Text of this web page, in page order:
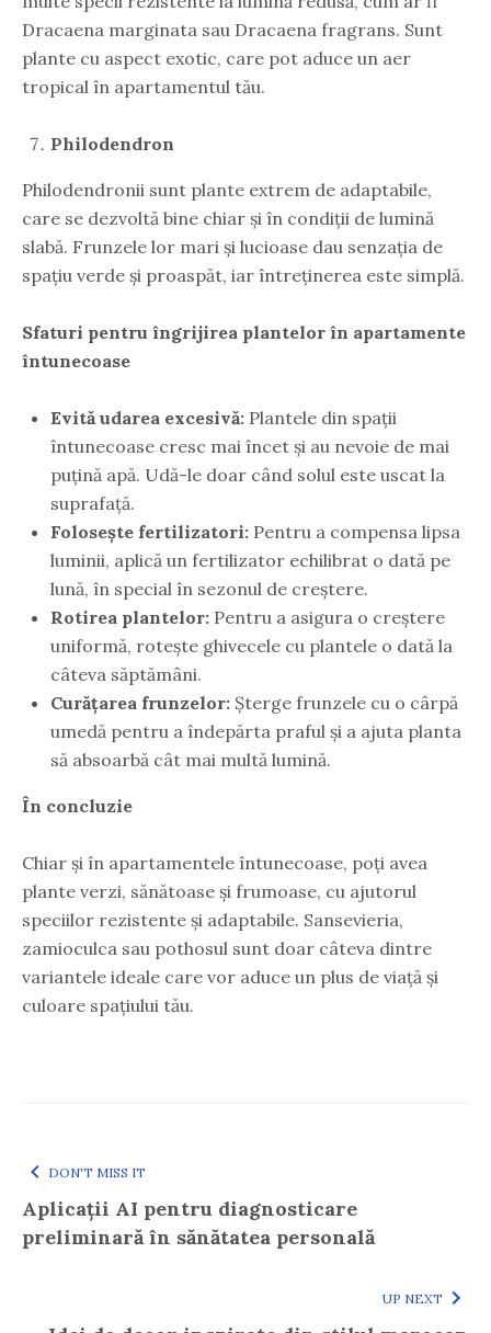
Dracaena marginata sau Dracaena fragrans. Sunt
plante cu aspect exotic, care pot aduce un aer
tropical în apartamentul tău.
Philodendron
Philodendronii sunt plante extrem de adaptabile,
care se dezvoltă bine chiar și în condiții de lumină
slabă. Frunzele lor mari și lucioase dau senzația de
spațiu verde și proaspăt, iar întreținerea este simplă.
Sfaturi pentru îngrijirea plantelor în apartamente
întunecoase
Evită udarea excesivă: Plantele din spații
întunecoase cresc mai încet și au nevoie de mai
puțină apă. Udă-le doar când solul este uscat la
suprafață.
Folosește fertilizatori: Pentru a compensa lipsa
luminii, aplică un fertilizator echilibrat o dată pe
lună, în special în sezonul de creștere.
Rotirea plantelor: Pentru a asigura o creștere
uniformă, rotește ghivecele cu plantele o dată la
câteva săptămâni.
Curățarea frunzelor: Șterge frunzele cu o cârpă
umedă pentru a îndepărta praful și a ajuta planta
să absoarbă cât mai multă lumină.
În concluzie
Chiar și în apartamentele întunecoase, poți avea
plante verzi, sănătoase și frumoase, cu ajutorul
speciilor rezistente și adaptabile. Sansevieria,
zamioculca sau pothosul sunt doar câteva dintre
variantele ideale care vor aduce un plus de viață și
culoare spațiului tău.
DON'T MISS IT
Aplicații AI pentru diagnosticare
preliminară în sănătatea personală
UP NEXT